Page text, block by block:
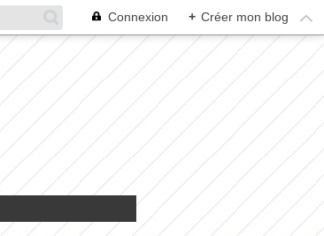
Connexion + Créer mon blog